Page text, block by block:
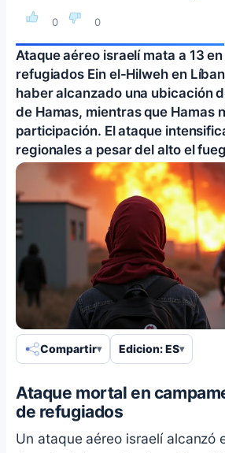
0 0
Ataque aéreo israelí mata a 13
refugiados Ein el-Hilweh en
haber alcanzado una ubicación
de Hamas, mientras que Hamas
participación. El ataque
regionales a pesar del alto el
Compartir Edicion: ES
Ataque mortal en
de refugiados
Un ataque aéreo israelí alcanzó